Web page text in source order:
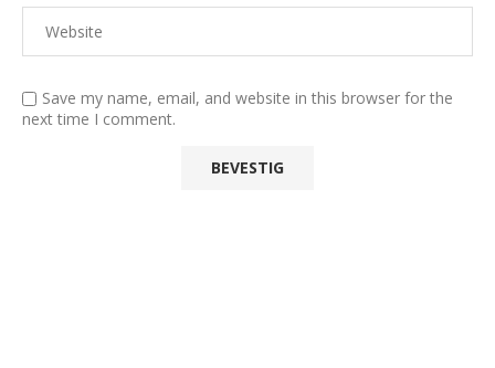
Save my name, email, and website in this browser for the
next time I comment.